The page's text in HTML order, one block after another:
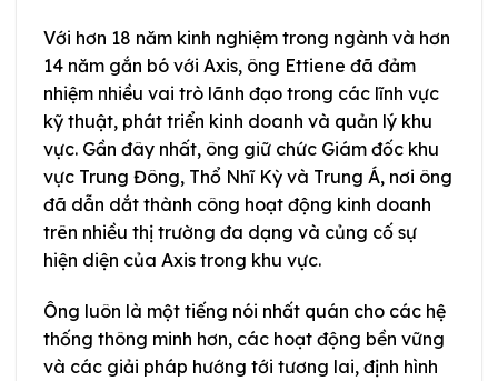
Với hơn 18 năm kinh nghiệm trong ngành và hơn
14 năm gắn bó với Axis, ông Ettiene đã đảm
nhiệm nhiều vai trò lãnh đạo trong các lĩnh vực
kỹ thuật, phát triển kinh doanh và quản lý khu
vực. Gần đây nhất, ông giữ chức Giám đốc khu
vực Trung Đông, Thổ Nhĩ Kỳ và Trung Á, nơi ông
đã dẫn dắt thành công hoạt động kinh doanh
trên nhiều thị trường đa dạng và củng cố sự
hiện diện của Axis trong khu vực.
Ông luôn là một tiếng nói nhất quán cho các hệ
thống thông minh hơn, các hoạt động bền vững
và các giải pháp hướng tới tương lai, định hình